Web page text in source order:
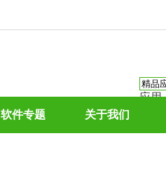
应用
软件专题 关于我们